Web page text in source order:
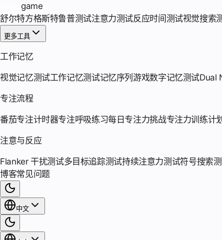
game
舒尔特方格斯特鲁普测试注意力测试反应时间测试视觉搜索
更多工具
工作记忆
视觉记忆测试工作记忆测试记忆序列游戏数字记忆测试Dual
专注流程
番茄专注计时器专注呼吸练习每日专注力挑战专注力训练计划
注意与反应
Flanker 干扰测试多目标追踪测试持续注意力测试符号搜索
博客常见问题
中文